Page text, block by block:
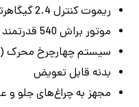
ریموت کنترل 2.4 گیگاهرتز با 4 کانال و برد حدود 100 متر
موتور براش 540 قدرتمند
سیستم چهارچرخ محرک (4WD) دو دیفرانسیل برای حرکت در مسیرهای ناهموار
بدنه قابل تعویض
مجهز به چراغ‌های جلو و